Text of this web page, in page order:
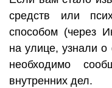
средств или
способом (через
на улице, узнали
необходимо
внутренних дел.